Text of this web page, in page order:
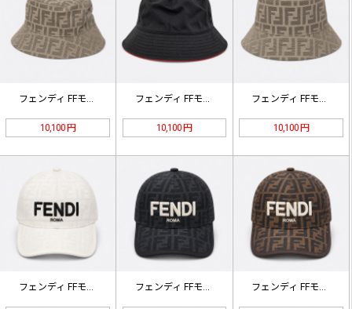
フェンディ FFモノグラム バケット…
10,100 円
フェンディ FFモノグラム バケット…
10,100 円
フェンディ FFモノグラム バケット…
10,100 円
フェンディ FFモノグラム ベースボ… フェンディ FFモノグラム ベースボ… フェンディ FFモノグラム ベースボ…